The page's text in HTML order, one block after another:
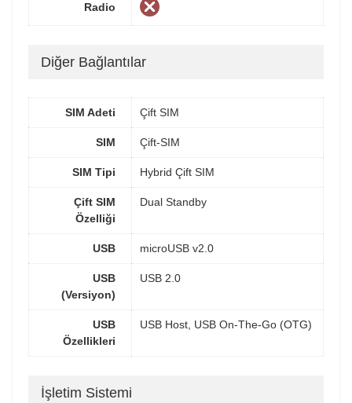
Radio
Diğer Bağlantılar
SIM Adeti Çift SIM
SIM Çift-SIM
SIM Tipi Hybrid Çift SIM
Çift SIM
Özelliği
Dual Standby
USB microUSB v2.0
USB
(Versiyon)
USB 2.0
USB
Özellikleri
USB Host, USB On-The-Go (OTG)
İşletim Sistemi